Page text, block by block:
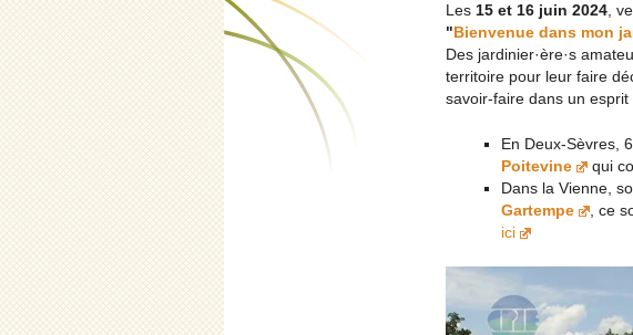
Les 15 et 16 juin 2024,
" Bienvenue dans mon
Des jardinier·ère·s
territoire pour leur faire
savoir-faire dans un
En Deux-Sèvres,
Poitevine
qui
Dans la Vienne,
Gartempe
, ce
ici